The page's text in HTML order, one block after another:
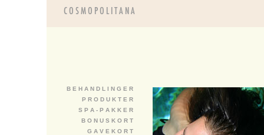
B E H A N D L I N G E R
P R O D U K T E R
S P A - P A K K E R
B O N U S K O R T
G A V E K O R T